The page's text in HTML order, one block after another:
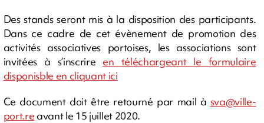
Des stands seront mis à la disposition des participants.
Dans ce cadre de cet évènement de promotion des
activités associatives portoises, les associations sont
invitées à s’inscrire en téléchargeant le formulaire
disponisble en cliquant ici
Ce document doit être retourné par mail à sva@ville-
port.re avant le 15 juillet 2020.